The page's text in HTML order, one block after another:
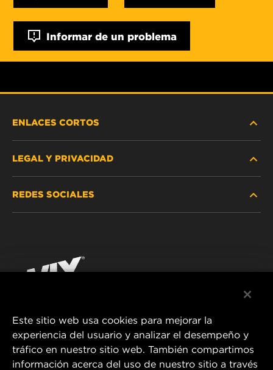
Informar de un problema
ENLACES CORTOS
DÓNDE COMPRAR
¡CONTÁCTENOS!
LEGAL Y PRIVACIDAD
IMPRESSUM
REDES SOCIALES
YouTube
MANN+HUMMEL FT Poland
ul. Wrocławska 145,
Este sitio web usa cookies para mejorar la
experiencia del usuario y analizar el desempeño y
tráfico en nuestro sitio web. También compartimos
información acerca del uso de nuestro sitio a través